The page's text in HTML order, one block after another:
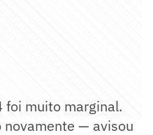
foi muito marginal.
novamente — avisou